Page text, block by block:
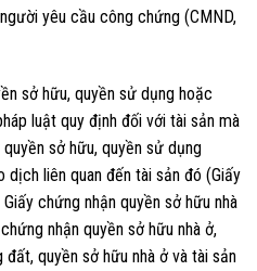
yêu cầu công chứng (CMND,
sở hữu, quyền sử dụng hoặc
luật quy định đối với tài sản mà
sở hữu, quyền sử dụng
liên quan đến tài sản đó (Giấy
chứng nhận quyền sở hữu nhà
nhận quyền sở hữu nhà ở,
quyền sở hữu nhà ở và tài sản